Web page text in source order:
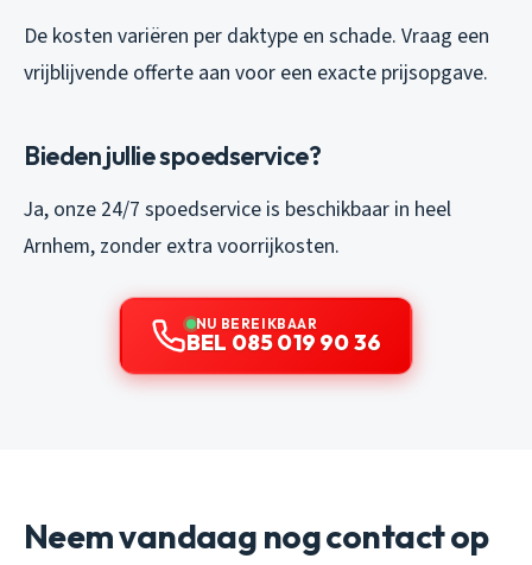
De kosten variëren per daktype en schade. Vraag een
vrijblijvende offerte aan voor een exacte prijsopgave.
Bieden jullie spoedservice?
Ja, onze 24/7 spoedservice is beschikbaar in heel
Arnhem, zonder extra voorrijkosten.
NU BEREIKBAAR
BEL 085 019 90 36
Neem vandaag nog contact op